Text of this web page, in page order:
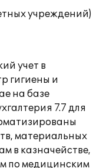
учреждений)
учет в
гигиены и
на базе
7.7 для
материальных
в казначействе,
по медицинским